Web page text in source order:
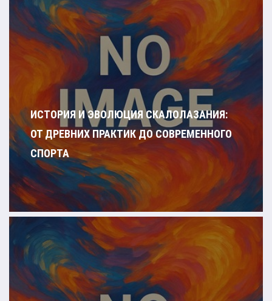
ИСТОРИЯ И ЭВОЛЮЦИЯ СКАЛОЛАЗАНИЯ:
ОТ ДРЕВНИХ ПРАКТИК ДО СОВРЕМЕННОГО
СПОРТА